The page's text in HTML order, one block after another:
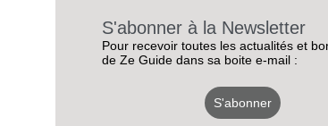
S'abonner à la Newsletter
Pour recevoir toutes les actualités et
de Ze Guide dans sa boite e-mail :
S'abonner